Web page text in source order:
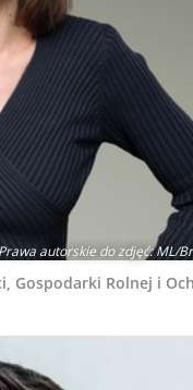
Prawa autorskie do zdjęć:ML/
Gospodarki Rolnej i